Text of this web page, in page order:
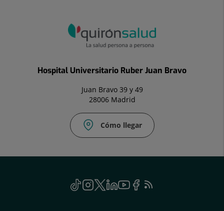
Hospital Universitario Ruber Juan Bravo
Juan Bravo 39 y 49
28006 Madrid
Cómo llegar
TikTok
Este
enlace
Instagram
Este
enlace
Twitter
Enlace
a
Linkedin
Este
enlace
Youtube
Este
enlace
Facebook
Enlace
Feed
Este